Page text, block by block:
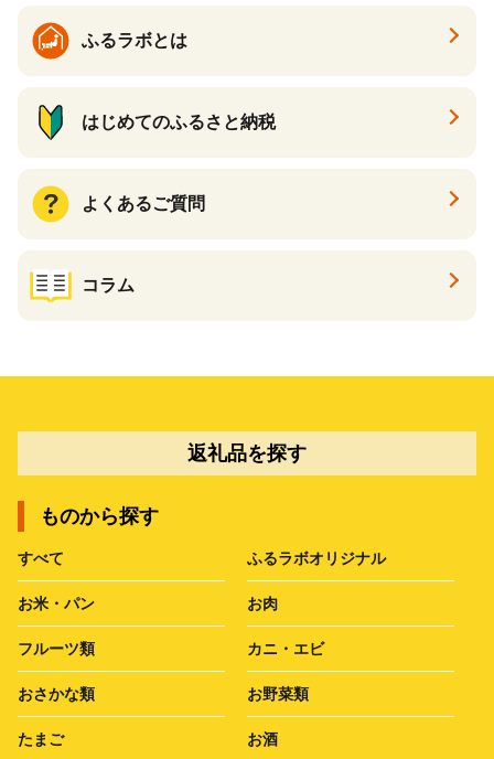
ふるラボとは
はじめてのふるさと納税
よくあるご質問
コラム
返礼品を探す
ものから探す
すべて ふるラボオリジナル
お米・パン お肉
フルーツ類 カニ・エビ
おさかな類 お野菜類
たまご お酒